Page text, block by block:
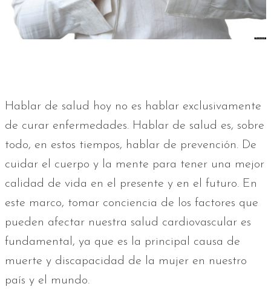
Hablar de salud hoy no es hablar exclusivamente
de curar enfermedades. Hablar de salud es, sobre
todo, en estos tiempos, hablar de prevención. De
cuidar el cuerpo y la mente para tener una mejor
calidad de vida en el presente y en el futuro. En
este marco, tomar conciencia de los factores que
pueden afectar nuestra salud cardiovascular es
fundamental, ya que es la principal causa de
muerte y discapacidad de la mujer en nuestro
país y el mundo.